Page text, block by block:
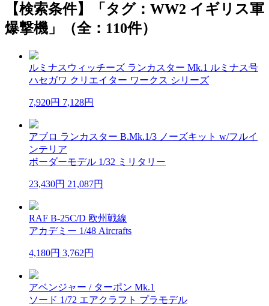
【検索条件】「タグ：WW2 イギリス軍
爆撃機」（全：110件）
ルミナスウィッチーズ ランカスター Mk.1 ルミナス号
ハセガワ クリエイター ワークス シリーズ
7,920円 7,128円
アブロ ランカスター B.Mk.1/3 ノーズキット w/フルイ
ンテリア
ボーダーモデル 1/32 ミリタリー
23,430円 21,087円
RAF B-25C/D 欧州戦線
アカデミー 1/48 Aircrafts
4,180円 3,762円
アベンジャー / ターポン Mk.1
ソード 1/72 エアクラフト プラモデル